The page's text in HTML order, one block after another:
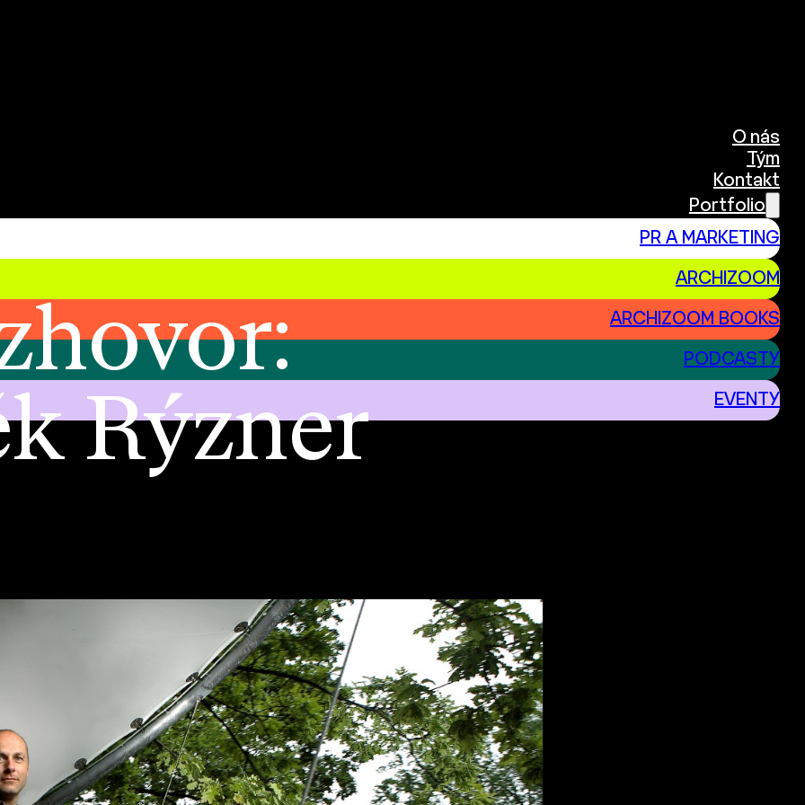
O nás
Tým
Kontakt
Portfolio
PR A MARKETING
ARCHIZOOM
ARCHIZOOM BOOKS
PODCASTY
EVENTY
Rýzner